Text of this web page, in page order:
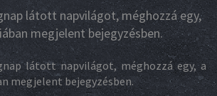
látott napvilágot, méghozzá egy,
megjelent bejegyzésben.
látott napvilágot, méghozzá egy, a
megjelent bejegyzésben.